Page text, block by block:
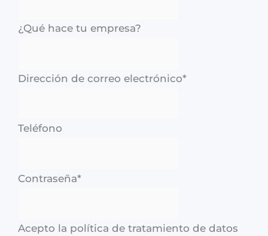
¿Qué hace tu empresa?
Dirección de correo electrónico*
Teléfono
Contraseña*
Acepto la política de tratamiento de datos